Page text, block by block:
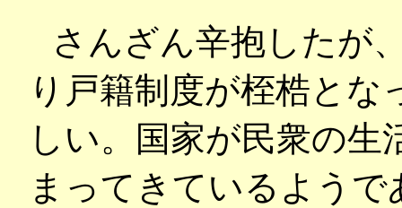
さんざん辛抱したが
り戸籍制度が桎梏と
しい。国家が民衆の生
まってきているようで